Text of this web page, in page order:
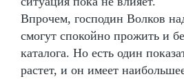
Впрочем, господин Волков
смогут спокойно прожить и
каталога. Но есть один
растет, и он имеет